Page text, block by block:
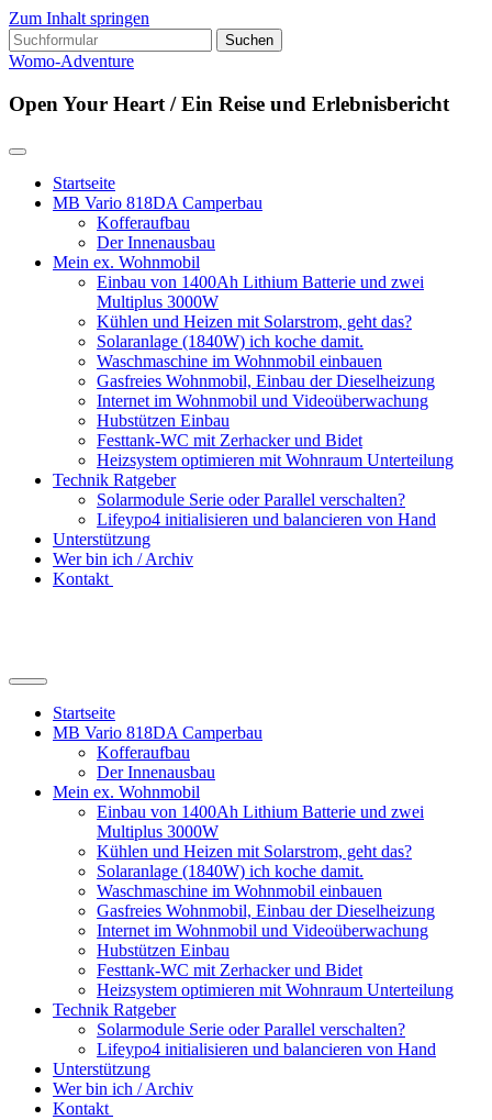
Zum Inhalt springen
Suchen
nach:
Womo-Adventure
Open Your Heart / Ein Reise und Erlebnisbericht
Startseite
MB Vario 818DA Camperbau
Kofferaufbau
Der Innenausbau
Mein ex. Wohnmobil
Einbau von 1400Ah Lithium Batterie und zwei
Multiplus 3000W
Kühlen und Heizen mit Solarstrom, geht das?
Solaranlage (1840W) ich koche damit.
Waschmaschine im Wohnmobil einbauen
Gasfreies Wohnmobil, Einbau der Dieselheizung
Internet im Wohnmobil und Videoüberwachung
Hubstützen Einbau
Festtank-WC mit Zerhacker und Bidet
Heizsystem optimieren mit Wohnraum Unterteilung
Technik Ratgeber
Solarmodule Serie oder Parallel verschalten?
Lifeypo4 initialisieren und balancieren von Hand
Unterstützung
Wer bin ich / Archiv
Kontakt
Suchfeld
ein-/ausblenden
Startseite
MB Vario 818DA Camperbau
Kofferaufbau
Der Innenausbau
Mein ex. Wohnmobil
Einbau von 1400Ah Lithium Batterie und zwei
Multiplus 3000W
Kühlen und Heizen mit Solarstrom, geht das?
Solaranlage (1840W) ich koche damit.
Waschmaschine im Wohnmobil einbauen
Gasfreies Wohnmobil, Einbau der Dieselheizung
Internet im Wohnmobil und Videoüberwachung
Hubstützen Einbau
Festtank-WC mit Zerhacker und Bidet
Heizsystem optimieren mit Wohnraum Unterteilung
Technik Ratgeber
Solarmodule Serie oder Parallel verschalten?
Lifeypo4 initialisieren und balancieren von Hand
Unterstützung
Wer bin ich / Archiv
Kontakt